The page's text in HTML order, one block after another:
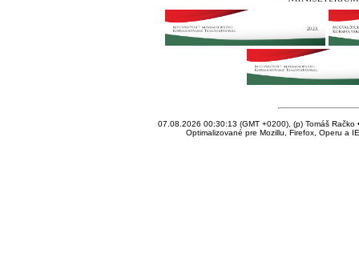
07.08.2026 00:30:13 (GMT +0200), (p) Tomáš Račko
Optimalizované pre Mozillu, Firefox, Operu a